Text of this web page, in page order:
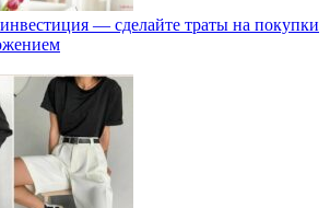
— сделайте траты на покупки